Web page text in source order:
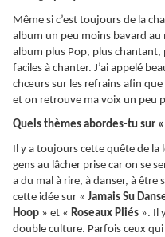
Même si c’est toujours de la
album un peu moins bavard au
album plus Pop, plus chantant,
faciles à chanter. J’ai appelé
chœurs sur les refrains afin
et on retrouve ma voix un peu
Quels thèmes abordes-tu sur «
Il y a toujours cette quête de la
gens au lâcher prise car on se
a du mal à rire, à danser, à être
cette idée sur « Jamais Su
Hoop » et « Roseaux Pliés ». Il
double culture. Parfois ceux